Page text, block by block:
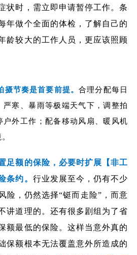
状时，需立即申请暂停工作。条
年做个全面的体检，了解自己的
龄较大的工作人员，更应该照顾
摄节奏是首要前提。合理分配每日
严寒、暴雨等极端天气下，调整拍
户外工作；配备移动风扇、暖风机
足额的保险，必要时扩展【非工
条约。 行业发展至今，仍有不少
险，仍然选择“铤而走险”，而意
讲道理的。还有很多剧组为了省
额最低的保险。这样当意外真的
保额根本无法覆盖意外所造成的